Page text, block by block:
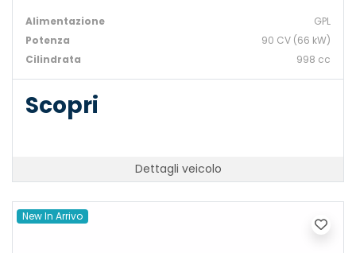
Alimentazione
GPL
Potenza
90 CV (66 kW)
Cilindrata
998 cc
Scopri
Dettagli veicolo
New In Arrivo